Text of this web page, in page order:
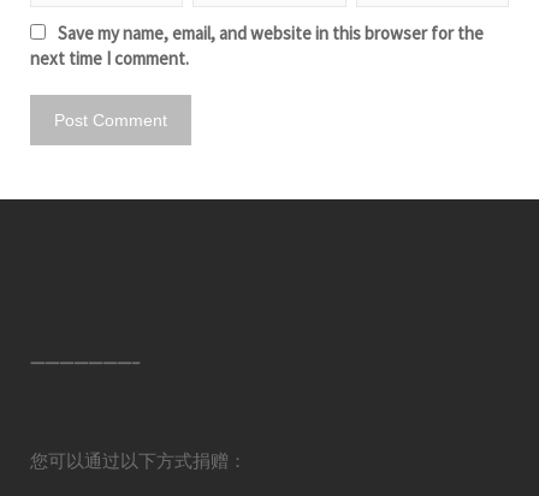
Save my name, email, and website in this browser for the
next time I comment.
———————–
您可以通过以下方式捐赠：